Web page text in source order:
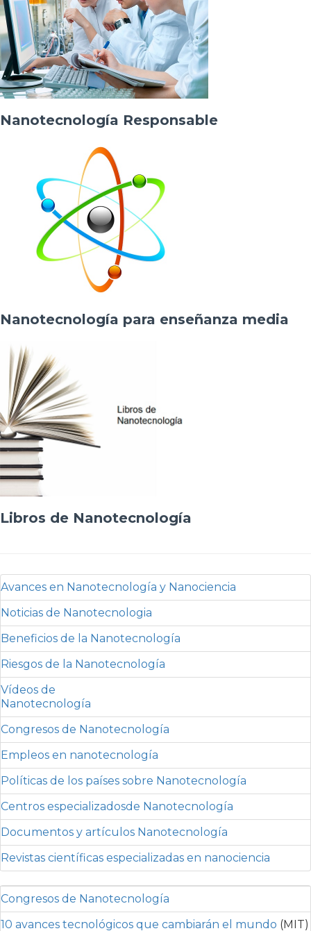
Nanotecnología Responsable
Nanotecnología para enseñanza media
Libros de Nanotecnología
Avances en Nanotecnología y Nanociencia
Noticias de Nanotecnologia
Beneficios de la Nanotecnología
Riesgos de la Nanotecnología
Vídeos de
Nanotecnología
Congresos de Nanotecnología
Empleos en nanotecnología
Políticas de los países sobre Nanotecnología
Centros especializadosde Nanotecnología
Documentos y artículos Nanotecnología
Revistas científicas especializadas en nanociencia
Congresos de Nanotecnología
10 avances tecnológicos que cambiarán el mundo (MIT)